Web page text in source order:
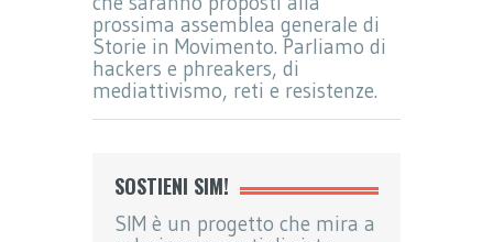
prossima assemblea generale di
Storie in Movimento. Parliamo di
hackers e phreakers, di
mediattivismo, reti e resistenze.
SOSTIENI SIM!
SIM è un progetto che mira a